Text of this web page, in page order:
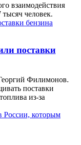
взаимодействия
человек.
поставки
Филимонов.
поставки
из-за